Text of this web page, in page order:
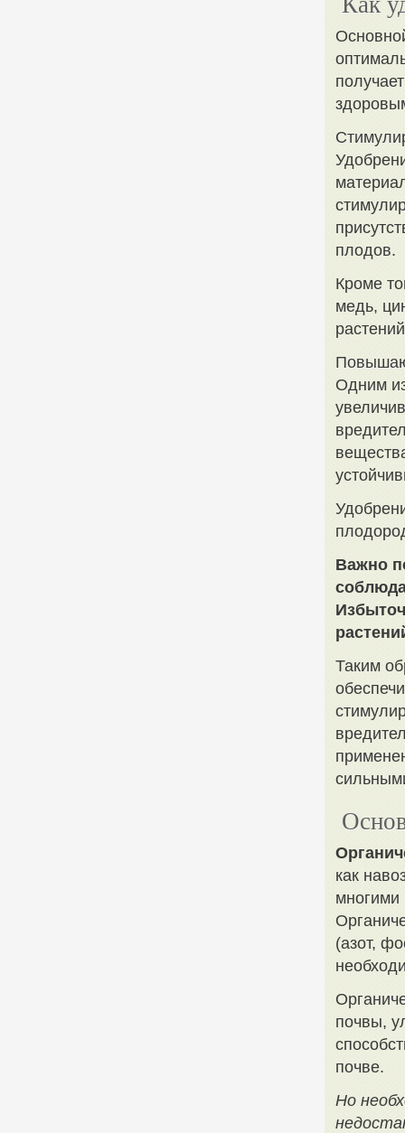
плодов.
Кроме
медь,
Одним
Важно
Таким
как
многими
(азот,
почвы,
почве.
Но